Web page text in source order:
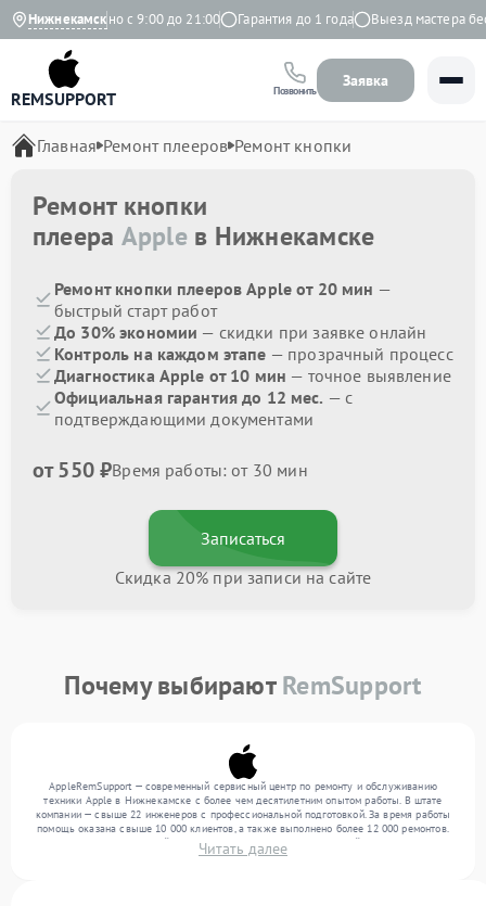
Нижнекамск
Ежедневно с 9:00 до 21:00 Гарантия до 1 года Выезд мастера
REMSUPPORT Позвонить
Заявка
Главная Ремонт плееров Ремонт кнопки
Ремонт кнопки
плеера Appleв Нижнекамске
Ремонт кнопки плееров Apple от 20 мин —
быстрый старт работ
До 30% экономии — скидки при заявке онлайн
Контроль на каждом этапе — прозрачный процесс
Диагностика Apple от 10 мин — точное выявление
Официальная гарантия до 12 мес. — с
подтверждающими документами
от 550 ₽Время работы: от 30 мин
Записаться
Скидка 20% при записи на сайте
Почему выбираютRemSupport
AppleRemSupport — современный сервисный центр по ремонту и обслуживанию
техники Apple в Нижнекамске с более чем десятилетним опытом работы. В штате
компании — свыше 22 инженеров с профессиональной подготовкой. За время работы
помощь оказана свыше 10 000 клиентов, а также выполнено более 12 000 ремонтов.
Ежемесячно в сервисный центр поступает более 300 обращений, включая , , . Мы
работаем с широким спектром неисправностей и гарантируем высокое качество
Читать далее